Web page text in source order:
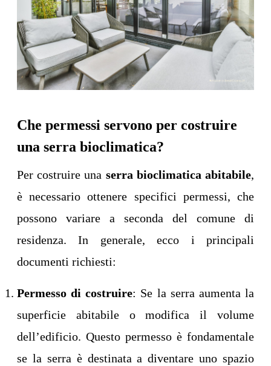
Che permessi servono per costruire
una serra bioclimatica?
Per costruire una serra bioclimatica abitabile,
è necessario ottenere specifici permessi, che
possono variare a seconda del comune di
residenza. In generale, ecco i principali
documenti richiesti:
Permesso di costruire: Se la serra aumenta la
superficie abitabile o modifica il volume
dell’edificio. Questo permesso è fondamentale
se la serra è destinata a diventare uno spazio